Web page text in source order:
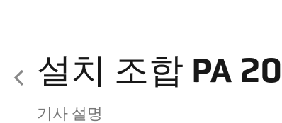
설치 조합 PA
기사 설명